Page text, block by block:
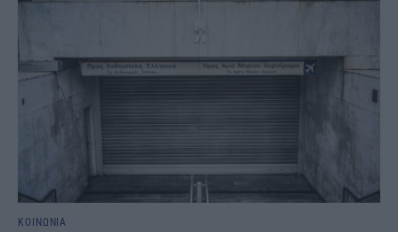
ΚΟΙΝΩΝΙΑ